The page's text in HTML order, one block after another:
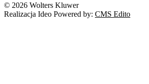
© 2026 Wolters Kluwer
Realizacja Ideo Powered by: CMS Edito